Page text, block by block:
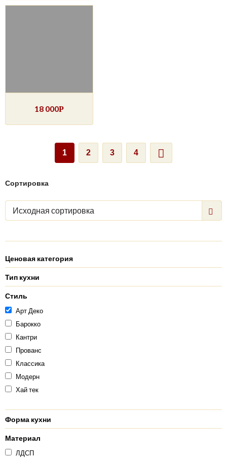
18 000Р
1 2 3 4
Сортировка
Исходная сортировка
Ценовая категория
Тип кухни
Стиль
Арт Деко
Барокко
Кантри
Прованс
Классика
Модерн
Хай тек
Форма кухни
Материал
ЛДСП